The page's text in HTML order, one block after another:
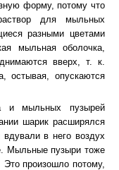
форму, потому что
для мыльных
разными цветами
мыльная оболочка,
вверх, т. к.
остывая, опускаются
и мыльных пузырей
шарик расширялся
в него воздух
Мыльные пузыри тоже
произошло потому,